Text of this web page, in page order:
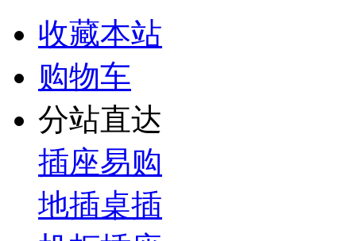
收藏本站
购物车
分站直达
插座易购
地插桌插